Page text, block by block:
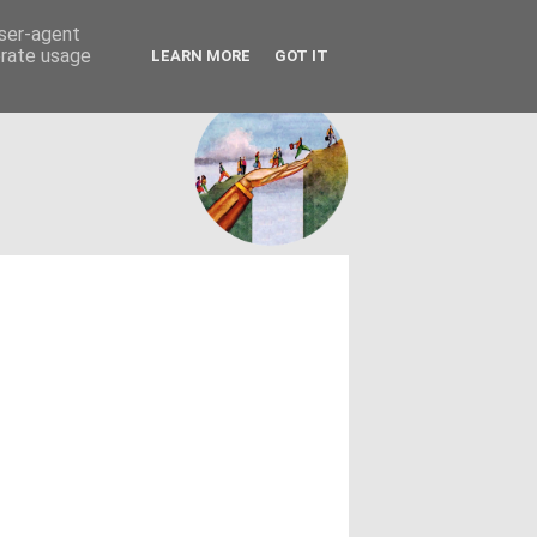
FACEBOOK
θεσμών - κοινωνίας
agent
usage
LEARN MORE GOT IT